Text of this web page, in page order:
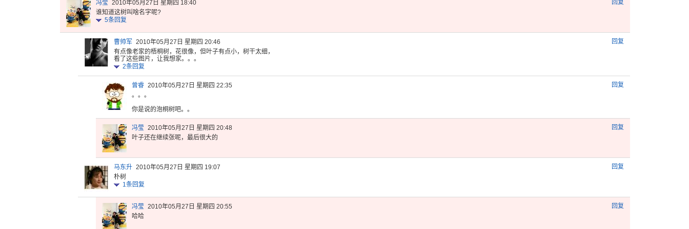
回复
冯莹 2010年05月27日 星期四 18:40
谁知道这树叫啥名字呢?
5条回复
回复
曹帅军 2010年05月27日 星期四 20:46
有点像老家的梧桐树， 花很像，但叶子有点小，树干太细 ，
看了这些图片，让我想家。。 。
2条回复
回复
曾睿 2010年05月27日 星期四 22:35
。。。
你是说的泡桐树吧。。
回复
冯莹 2010年05月27日 星期四 20:48
叶子还在继续张呢，最后很大的
回复
马东升 2010年05月27日 星期四 19:07
朴树
1条回复
回复
冯莹 2010年05月27日 星期四 20:55
哈哈